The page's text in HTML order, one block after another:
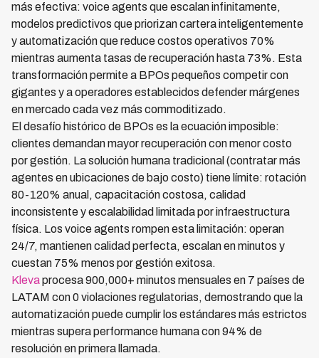
más efectiva: voice agents que escalan infinitamente,
modelos predictivos que priorizan cartera inteligentemente
y automatización que reduce costos operativos 70%
mientras aumenta tasas de recuperación hasta 73%. Esta
transformación permite a BPOs pequeños competir con
gigantes y a operadores establecidos defender márgenes
en mercado cada vez más commoditizado.
El desafío histórico de BPOs es la ecuación imposible:
clientes demandan mayor recuperación con menor costo
por gestión. La solución humana tradicional (contratar más
agentes en ubicaciones de bajo costo) tiene límite: rotación
80-120% anual, capacitación costosa, calidad
inconsistente y escalabilidad limitada por infraestructura
física. Los voice agents rompen esta limitación: operan
24/7, mantienen calidad perfecta, escalan en minutos y
cuestan 75% menos por gestión exitosa.
Klevaprocesa 900,000+ minutos mensuales en 7 países de
LATAM con 0 violaciones regulatorias, demostrando que la
automatización puede cumplir los estándares más estrictos
mientras supera performance humana con 94% de
resolución en primera llamada.